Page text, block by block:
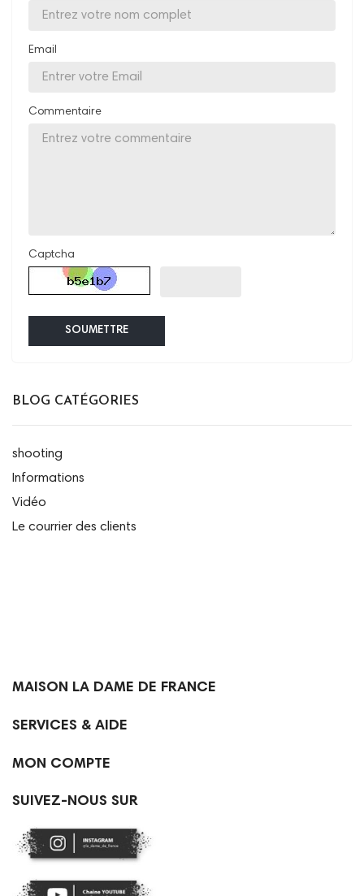
Email
Commentaire
Captcha
SOUMETTRE
BLOG CATÉGORIES
shooting
Informations
Vidéo
Le courrier des clients
MAISON LA DAME DE FRANCE
SERVICES & AIDE
MON COMPTE
SUIVEZ-NOUS SUR